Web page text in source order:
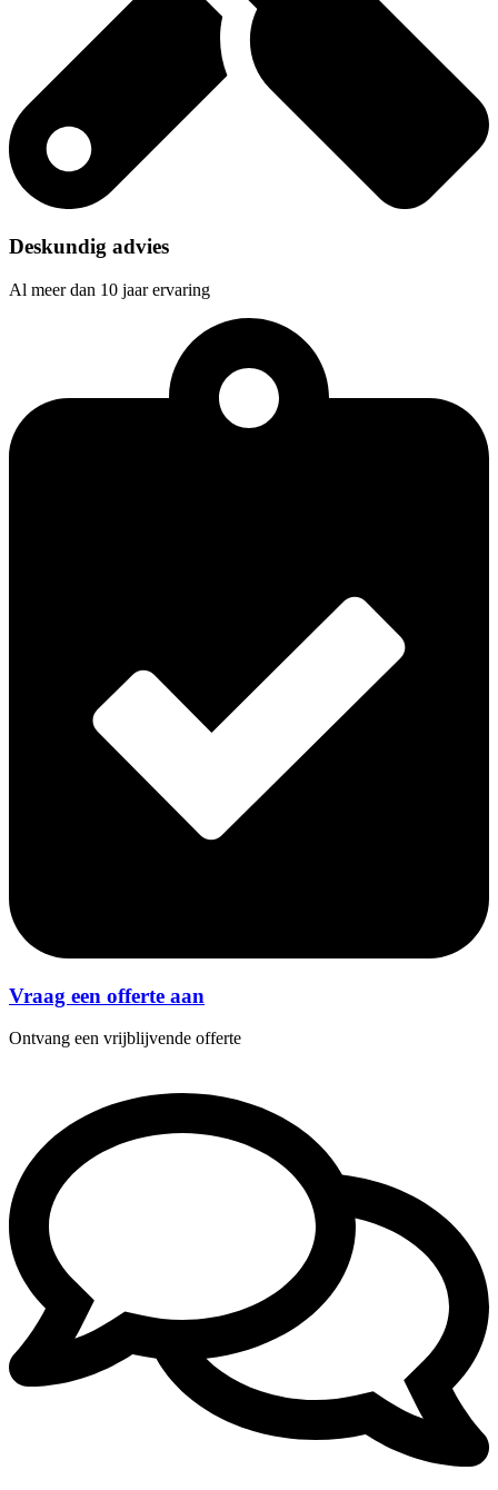
Deskundig advies
Al meer dan 10 jaar ervaring
Vraag een offerte aan
Ontvang een vrijblijvende offerte